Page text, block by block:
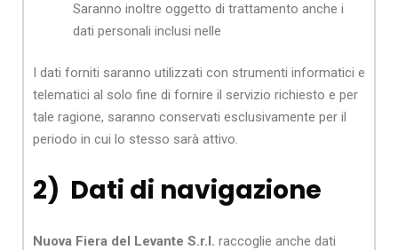
Saranno inoltre oggetto di trattamento anche i
dati personali inclusi nelle
I dati forniti saranno utilizzati con strumenti informatici e
telematici al solo fine di fornire il servizio richiesto e per
tale ragione, saranno conservati esclusivamente per il
periodo in cui lo stesso sarà attivo.
2) Dati di navigazione
Nuova Fiera del Levante S.r.l. raccoglie anche dati